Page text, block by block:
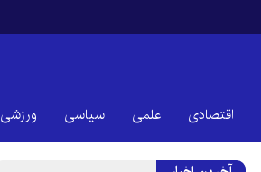
اقتصادی علمی سیاسی ورزشی